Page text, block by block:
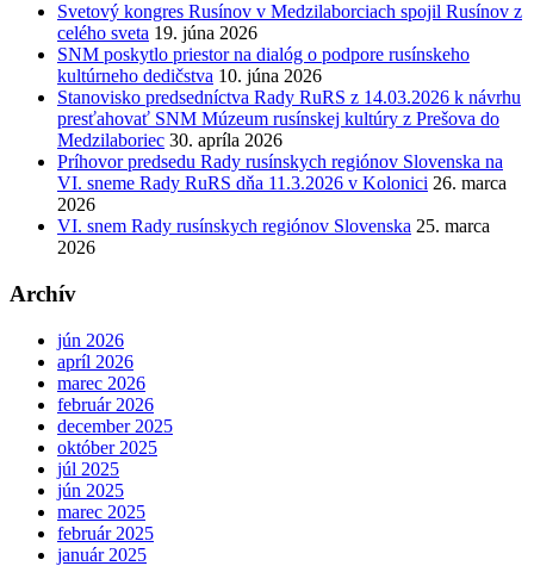
Svetový kongres Rusínov v Medzilaborciach spojil Rusínov z
celého sveta 19. júna 2026
SNM poskytlo priestor na dialóg o podpore rusínskeho
kultúrneho dedičstva 10. júna 2026
Stanovisko predsedníctva Rady RuRS z 14.03.2026 k návrhu
presťahovať SNM Múzeum rusínskej kultúry z Prešova do
Medzilaboriec 30. apríla 2026
Príhovor predsedu Rady rusínskych regiónov Slovenska na
VI. sneme Rady RuRS dňa 11.3.2026 v Kolonici 26. marca
2026
VI. snem Rady rusínskych regiónov Slovenska 25. marca
2026
Archív
jún 2026
apríl 2026
marec 2026
február 2026
december 2025
október 2025
júl 2025
jún 2025
marec 2025
február 2025
január 2025